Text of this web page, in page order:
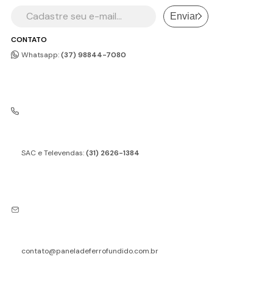
CONTATO
Whatsapp:(37) 98844-7080
SAC e Televendas:(31) 2626-1384
contato@paneladeferrofundido.com.br
Enviar